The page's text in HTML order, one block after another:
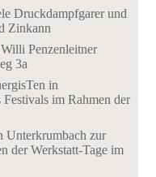
Druckdampfgarer und
Zinkann
Penzenleitner
3a
in
im Rahmen der
Unterkrumbach zur
der Werkstatt-Tage im